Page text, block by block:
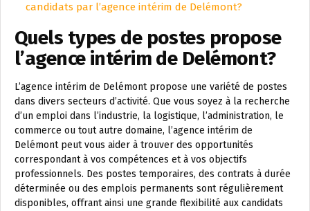
candidats par l’agence intérim de Delémont?
Quels types de postes propose
l’agence intérim de Delémont?
L’agence intérim de Delémont propose une variété de postes
dans divers secteurs d’activité. Que vous soyez à la recherche
d’un emploi dans l’industrie, la logistique, l’administration, le
commerce ou tout autre domaine, l’agence intérim de
Delémont peut vous aider à trouver des opportunités
correspondant à vos compétences et à vos objectifs
professionnels. Des postes temporaires, des contrats à durée
déterminée ou des emplois permanents sont régulièrement
disponibles, offrant ainsi une grande flexibilité aux candidats